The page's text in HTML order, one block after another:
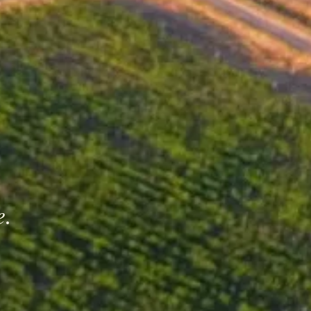
Gärungsprozess verwendeten
fließen in den Prozess ein.
alkoholische Gärung erfolgt
Die malolaktische